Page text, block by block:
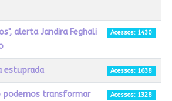
alerta Jandira Feghali
Acessos: 1430
estuprada Acessos: 1638
podemos transformar
Acessos: 1328